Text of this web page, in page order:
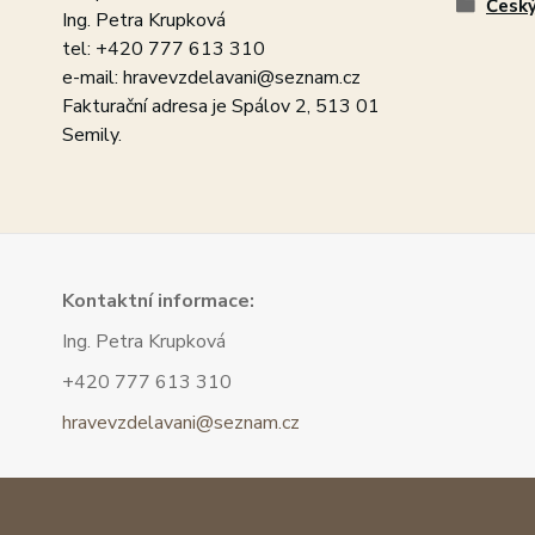
Ing. Petra Krupková
tel: +420 777 613 310
e-mail: hravevzdelavani@seznam.cz
Fakturační adresa je Spálov 2, 513 01
Semily.
Kontaktní informace:
Ing. Petra Krupková
+420 777 613 310
hravevzdelavani@seznam.cz